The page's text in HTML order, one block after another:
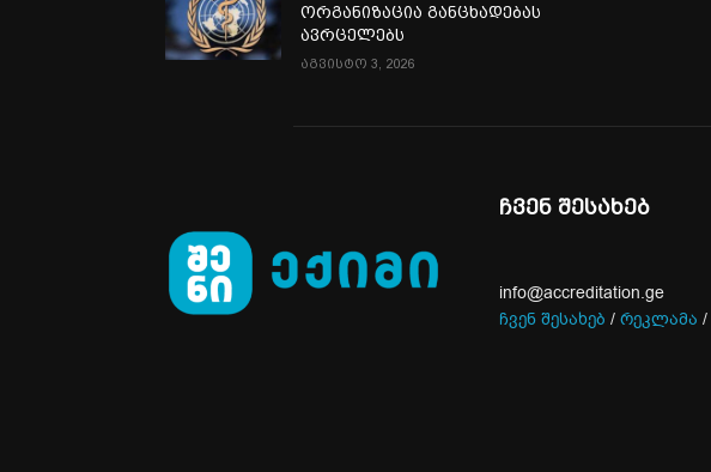
ორგანიზაცია განცხადებას
ავრცელებს
აგვისტო 3, 2026
ჩვენ შესახებ
info@accreditation.ge
ჩვენ შესახებ / რეკლამა /